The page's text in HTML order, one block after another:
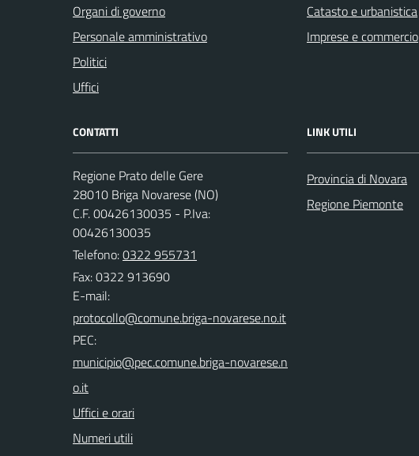
Organi di governo
Personale amministrativo
Politici
Uffici
Catasto e urbanistica
Imprese e commercio
CONTATTI
Regione Prato delle Gere
28010 Briga Novarese (NO)
C.F. 00426130035 - P.Iva:
00426130035
Telefono:0322 955731
Fax: 0322 913690
E-mail:
PEC:
Uffici e orari
Numeri utili
LINK UTILI
Provincia di Novara
Regione Piemonte